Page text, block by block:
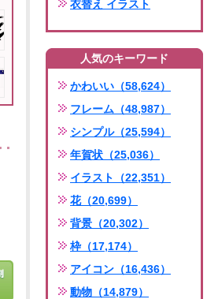
衣替え イラスト
人気のキーワード
かわいい（58,624）
フレーム（48,987）
シンプル（25,594）
年賀状（25,036）
イラスト（22,351）
花（20,699）
背景（20,302）
枠（17,174）
アイコン（16,436）
動物（14,879）